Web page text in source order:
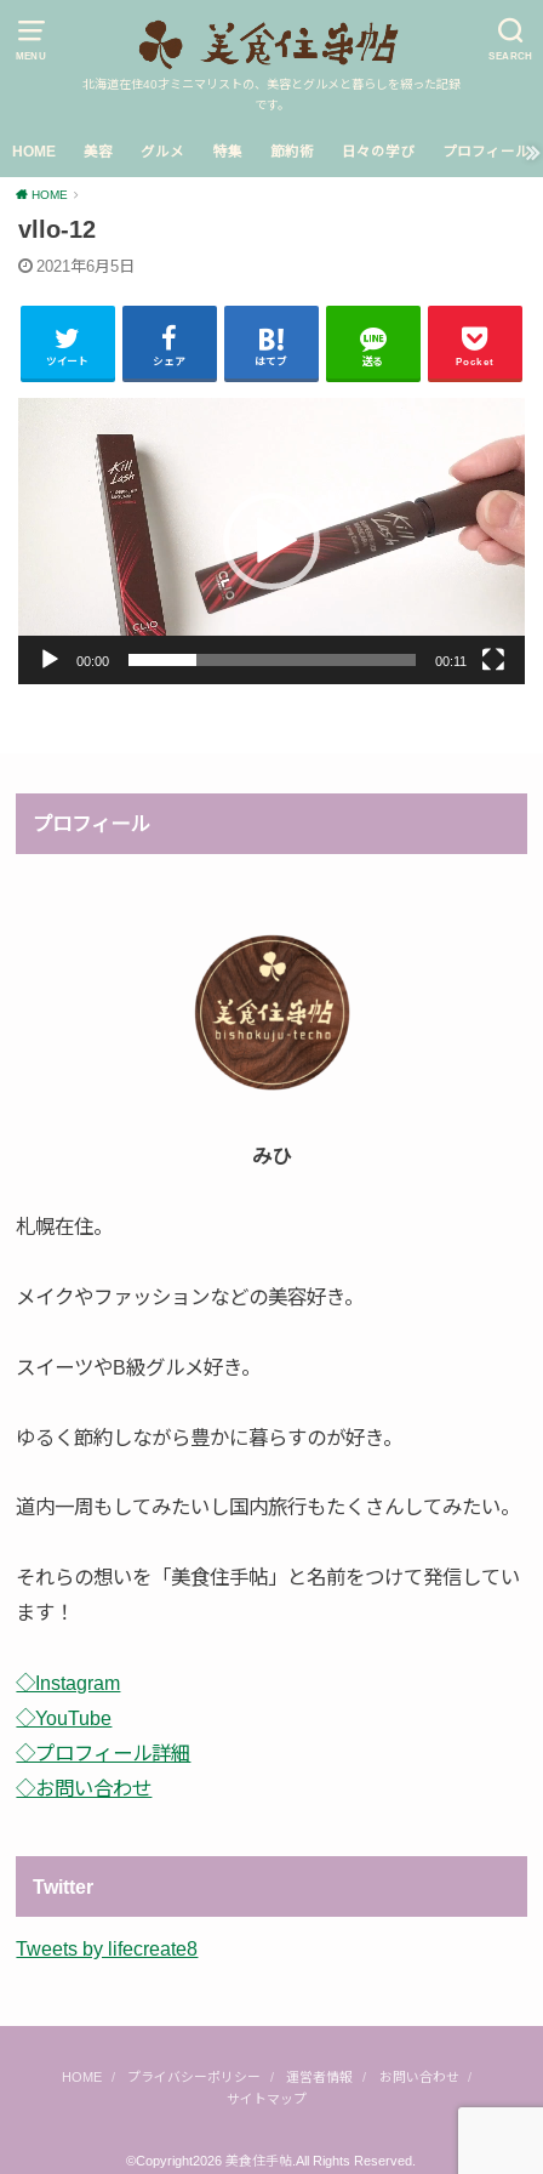
MENU SEARCH
北海道在住40才ミニマリストの、美容とグルメと暮らしを綴った記録
です。
HOME 美容 グルメ 特集 節約術 日々の学び プロフィール
HOME
vllo-12
2021年6月5日
ツイート シェア はてブ 送る Pocket
00:00 00:11
プロフィール
みひ
札幌在住。
メイクやファッションなどの美容好き。
スイーツやB級グルメ好き。
ゆるく節約しながら豊かに暮らすのが好き。
道内一周もしてみたいし国内旅行もたくさんしてみたい。
それらの想いを「美食住手帖」と名前をつけて発信してい
ます！
◇Instagram
◇YouTube
◇プロフィール詳細
◇お問い合わせ
Twitter
Tweets by lifecreate8
HOME プライバシーポリシー 運営者情報
お問い合わせ
サイトマップ
©Copyright2026美食住手帖 .All Rights Reserved.